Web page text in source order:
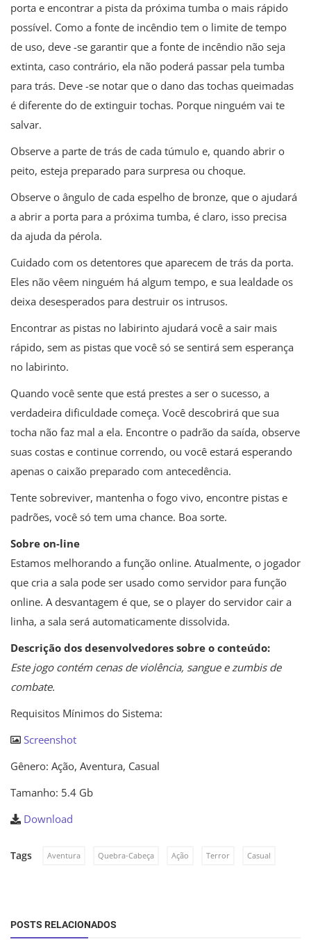
porta e encontrar a pista da próxima tumba o mais rápido
possível. Como a fonte de incêndio tem o limite de tempo
de uso, deve -se garantir que a fonte de incêndio não seja
extinta, caso contrário, ela não poderá passar pela tumba
para trás. Deve -se notar que o dano das tochas queimadas
é diferente do de extinguir tochas. Porque ninguém vai te
salvar.
Observe a parte de trás de cada túmulo e, quando abrir o
peito, esteja preparado para surpresa ou choque.
Observe o ângulo de cada espelho de bronze, que o ajudará
a abrir a porta para a próxima tumba, é claro, isso precisa
da ajuda da pérola.
Cuidado com os detentores que aparecem de trás da porta.
Eles não vêem ninguém há algum tempo, e sua lealdade os
deixa desesperados para destruir os intrusos.
Encontrar as pistas no labirinto ajudará você a sair mais
rápido, sem as pistas que você só se sentirá sem esperança
no labirinto.
Quando você sente que está prestes a ser o sucesso, a
verdadeira dificuldade começa. Você descobrirá que sua
tocha não faz mal a ela. Encontre o padrão da saída, observe
suas costas e continue correndo, ou você estará esperando
apenas o caixão preparado com antecedência.
Tente sobreviver, mantenha o fogo vivo, encontre pistas e
padrões, você só tem uma chance. Boa sorte.
Sobre on-line
Estamos melhorando a função online. Atualmente, o jogador
que cria a sala pode ser usado como servidor para função
online. A desvantagem é que, se o player do servidor cair a
linha, a sala será automaticamente dissolvida.
Descrição dos desenvolvedores sobre o conteúdo:
Este jogo contém cenas de violência, sangue e zumbis de
combate.
Requisitos Mínimos do Sistema:
Screenshot
Gênero: Ação, Aventura, Casual
Tamanho: 5.4 Gb
Download
Tags Aventura Quebra-Cabeça Ação Terror Casual
POSTS RELACIONADOS